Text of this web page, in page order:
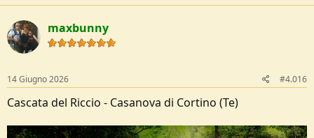
c
t
i
o
n
:
maxbunny
14 Giugno 2026 #4.016
Cascata del Riccio - Casanova di Cortino (Te)